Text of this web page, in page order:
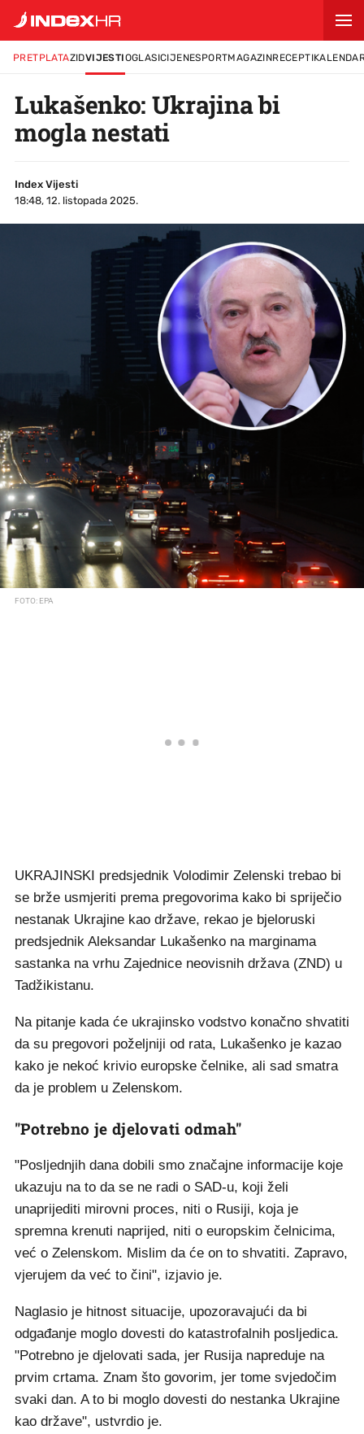
PRETPLATAZIDVIJESTIOGLASICIJENESPORTMAGAZINRECEPTI
Lukašenko: Ukrajina bi
mogla nestati
Index Vijesti
18:48, 12. listopada 2025.
FOTO: EPA
UKRAJINSKI predsjednik Volodimir Zelenski trebao bi
se brže usmjeriti prema pregovorima kako bi spriječio
nestanak Ukrajine kao države, rekao je bjeloruski
predsjednik Aleksandar Lukašenko na marginama
sastanka na vrhu Zajednice neovisnih država (ZND) u
Tadžikistanu.
Na pitanje kada će ukrajinsko vodstvo konačno shvatiti
da su pregovori poželjniji od rata, Lukašenko je kazao
kako je nekoć krivio europske čelnike, ali sad smatra
da je problem u Zelenskom.
"Potrebno je djelovati odmah"
"Posljednjih dana dobili smo značajne informacije koje
ukazuju na to da se ne radi o SAD-u, koji želi
unaprijediti mirovni proces, niti o Rusiji, koja je
spremna krenuti naprijed, niti o europskim čelnicima,
već o Zelenskom. Mislim da će on to shvatiti. Zapravo,
vjerujem da već to čini", izjavio je.
Naglasio je hitnost situacije, upozoravajući da bi
odgađanje moglo dovesti do katastrofalnih posljedica.
"Potrebno je djelovati sada, jer Rusija napreduje na
prvim crtama. Znam što govorim, jer tome svjedočim
svaki dan. A to bi moglo dovesti do nestanka Ukrajine
kao države", ustvrdio je.